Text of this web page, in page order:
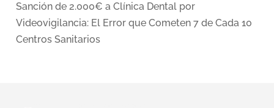
Sanción de 2.000€ a Clínica Dental por
Videovigilancia: El Error que Cometen 7 de Cada 10
Centros Sanitarios